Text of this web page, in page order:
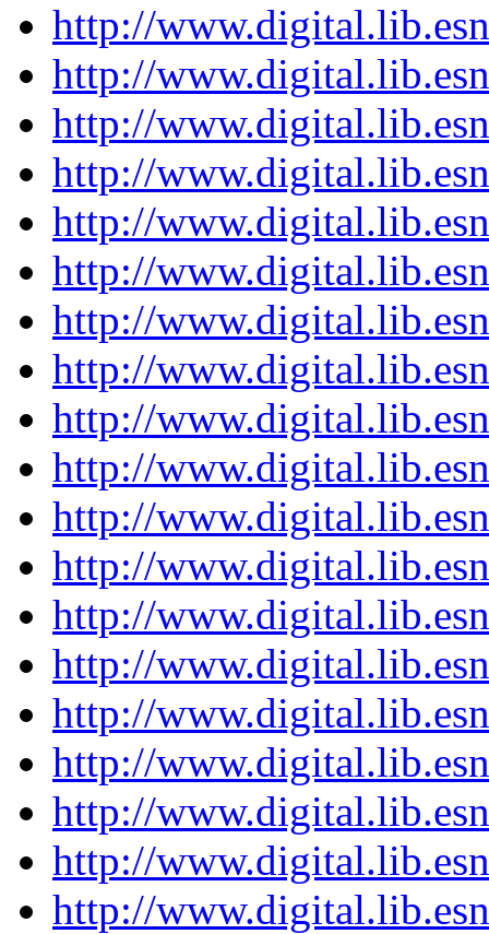
http://
http://
http://
http://
http://
http://
http://
http://
http://
http://
http://
http://
http://
http://
http://
http://
http://
http://
http://